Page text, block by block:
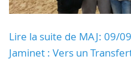
Lire la suite de MAJ: 09/
Jaminet : Vers un